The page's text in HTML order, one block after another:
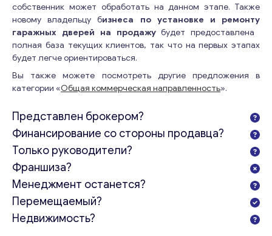
собственник может обработать на данном этапе. Также
новому владельцу бизнеса по установке и ремонту
гаражных дверей на продажубудет предоставлена ​​
полная база текущих клиентов, так что на первых этапах
будет легче ориентироваться.
Вы также можете посмотреть другие предложения в
категории «Общая коммерческая направленность».
Представлен брокером?
Финансирование со стороны продавца?
Только руководители?
Франшиза?
Менеджмент останется?
Перемещаемый?
Недвижимость?